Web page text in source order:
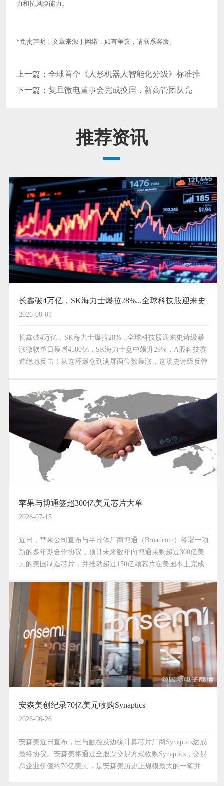
力和抗风险能力。
*免责声明：文章来源于网络，如有争议，请联系客服。
上一篇：全球首个《人形机器人智能化分级》标准推
出
下一篇：复旦微电董事会完成换届，新高管团队亮
推荐资讯
长鑫破4万亿，SK海力士爆拉28%...全球科技股迎来史
诗级暴涨
2026-08-01
长鑫破4万亿，SK海力士爆拉28%...全球科技股迎来史诗级暴
涨微软单日暴增4500亿，SK海力士盘中飙升29%，A股科技赛
道绝地反击！从连环爆仓到满屏两位数暴涨，这场史诗级反弹
苹果与博通签超300亿美元芯片大单
2026-07-15
近日，苹果公司宣布与半导体厂商博通（Broadcom）签署一项
新的多年期合作协议，预计未来数年向博通采购超过300亿美
元的美国制造芯片，并推动超过150亿颗芯片在美国本土完成
今最大单笔承诺，也是其“四年6000亿美…
安森美创纪录70亿美元收购Synaptics
2026-06-26
安森美近日宣布，已与触控及边缘计算芯片厂商Synaptics达成
最终协议。安森美将通过全股票交易方式收购Synaptics，交易
总企业价值约70亿美元，是安森美历史上规模最大的一笔并